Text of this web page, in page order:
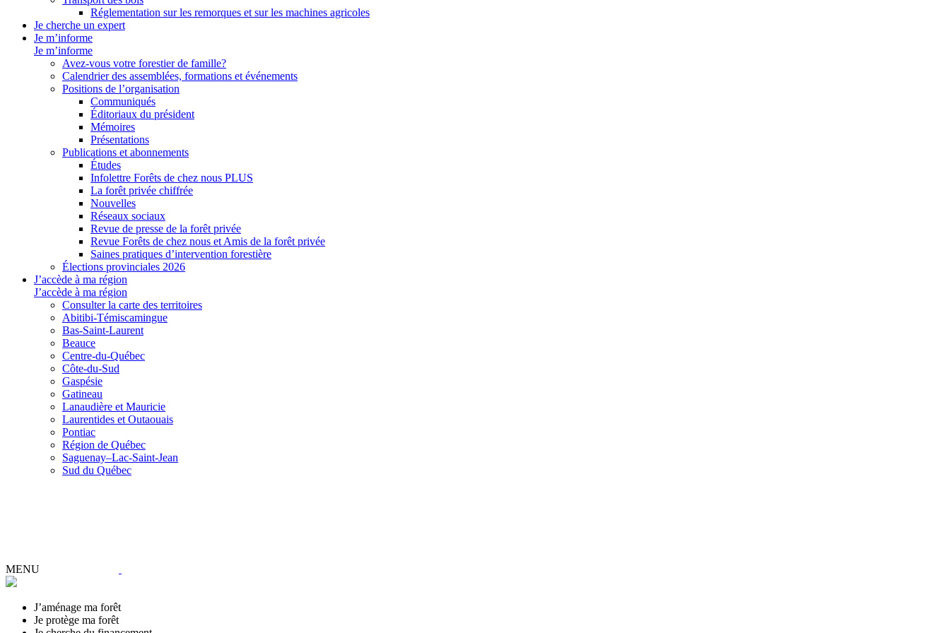
Réglementation sur les remorques et sur les machines agricoles
Je cherche un expert
Je m’informe
Je m’informe
Avez-vous votre forestier de famille?
Calendrier des assemblées, formations et événements
Positions de l’organisation
Communiqués
Éditoriaux du président
Mémoires
Présentations
Publications et abonnements
Études
Infolettre Forêts de chez nous PLUS
La forêt privée chiffrée
Nouvelles
Réseaux sociaux
Revue de presse de la forêt privée
Revue Forêts de chez nous et Amis de la forêt privée
Saines pratiques d’intervention forestière
Élections provinciales 2026
J’accède à ma région
J’accède à ma région
Consulter la carte des territoires
Abitibi-Témiscamingue
Bas-Saint-Laurent
Beauce
Centre-du-Québec
Côte-du-Sud
Gaspésie
Gatineau
Lanaudière et Mauricie
Laurentides et Outaouais
Pontiac
Région de Québec
Saguenay–Lac-Saint-Jean
Sud du Québec
MENU
J’aménage ma forêt
Je protège ma forêt